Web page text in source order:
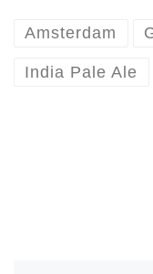
Amsterdam
India Pale Ale